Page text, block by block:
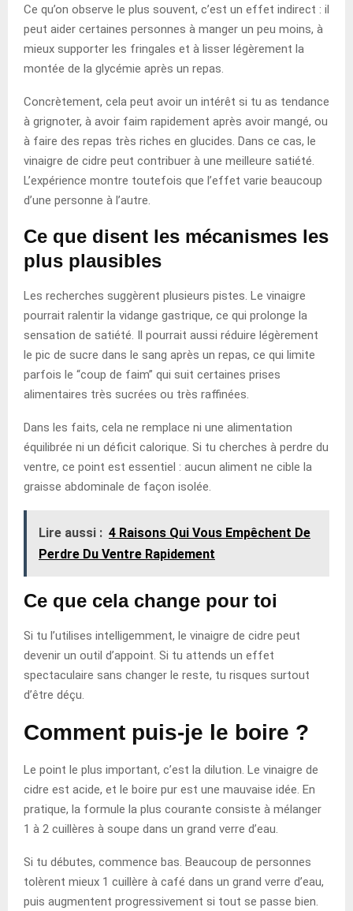
Ce qu’on observe le plus souvent, c’est un effet indirect : il
peut aider certaines personnes à manger un peu moins, à
mieux supporter les fringales et à lisser légèrement la
montée de la glycémie après un repas.
Concrètement, cela peut avoir un intérêt si tu as tendance
à grignoter, à avoir faim rapidement après avoir mangé, ou
à faire des repas très riches en glucides. Dans ce cas, le
vinaigre de cidre peut contribuer à une meilleure satiété.
L’expérience montre toutefois que l’effet varie beaucoup
d’une personne à l’autre.
Ce que disent les mécanismes les
plus plausibles
Les recherches suggèrent plusieurs pistes. Le vinaigre
pourrait ralentir la vidange gastrique, ce qui prolonge la
sensation de satiété. Il pourrait aussi réduire légèrement
le pic de sucre dans le sang après un repas, ce qui limite
parfois le “coup de faim” qui suit certaines prises
alimentaires très sucrées ou très raffinées.
Dans les faits, cela ne remplace ni une alimentation
équilibrée ni un déficit calorique. Si tu cherches à perdre du
ventre, ce point est essentiel : aucun aliment ne cible la
graisse abdominale de façon isolée.
Lire aussi : 4 Raisons Qui Vous Empêchent De
Perdre Du Ventre Rapidement
Ce que cela change pour toi
Si tu l’utilises intelligemment, le vinaigre de cidre peut
devenir un outil d’appoint. Si tu attends un effet
spectaculaire sans changer le reste, tu risques surtout
d’être déçu.
Comment puis-je le boire ?
Le point le plus important, c’est la dilution. Le vinaigre de
cidre est acide, et le boire pur est une mauvaise idée. En
pratique, la formule la plus courante consiste à mélanger
1 à 2 cuillères à soupe dans un grand verre d’eau.
Si tu débutes, commence bas. Beaucoup de personnes
tolèrent mieux 1 cuillère à café dans un grand verre d’eau,
puis augmentent progressivement si tout se passe bien.